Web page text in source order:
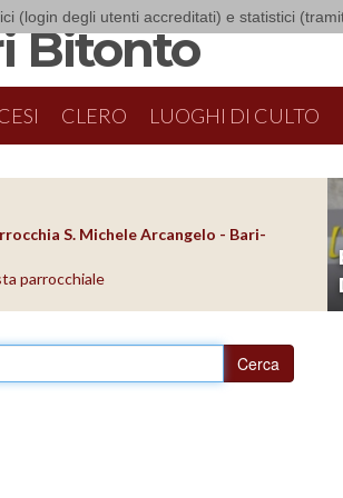
(login degli utenti accreditati) e statistici
Bitonto
CLERO LUOGHI DI CULTO
S. Michele Arcangelo - Bari-
parrocchiale
8/10/